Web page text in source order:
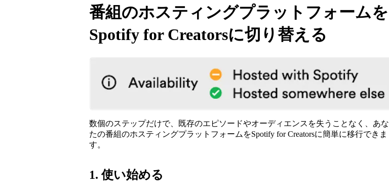
番組のホスティングプラットフォームを
Spotify for Creatorsに切り替える
数個のステップだけで、既存のエピソードやオーディエンスを失うことなく、あな
たの番組のホスティングプラットフォームをSpotify for Creatorsに簡単に移行できま
す。
1. 使い始める